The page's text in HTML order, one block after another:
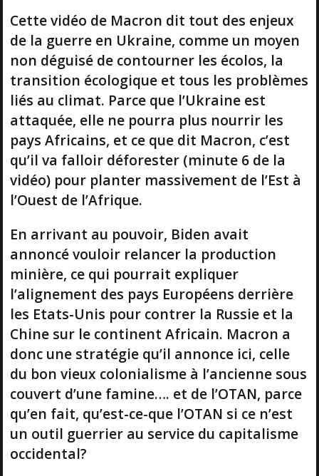
Cette vidéo de Macron dit tout des enjeux
de la guerre en Ukraine, comme un moyen
non déguisé de contourner les écolos, la
transition écologique et tous les problèmes
liés au climat. Parce que l’Ukraine est
attaquée, elle ne pourra plus nourrir les
pays Africains, et ce que dit Macron, c’est
qu’il va falloir déforester (minute 6 de la
vidéo) pour planter massivement de l’Est à
l’Ouest de l’Afrique.
En arrivant au pouvoir, Biden avait
annoncé vouloir relancer la production
minière, ce qui pourrait expliquer
l’alignement des pays Européens derrière
les Etats-Unis pour contrer la Russie et la
Chine sur le continent Africain. Macron a
donc une stratégie qu’il annonce ici, celle
du bon vieux colonialisme à l’ancienne sous
couvert d’une famine…. et de l’OTAN, parce
qu’en fait, qu’est-ce-que l’OTAN si ce n’est
un outil guerrier au service du capitalisme
occidental?